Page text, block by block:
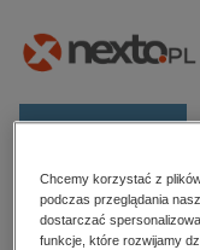
E-prasa
Kategorie
Zobacz wszystkie E-
Strona główna
Chcemy korzystać z
podczas przeglądania
dostarczać
funkcje, które rozwijamy